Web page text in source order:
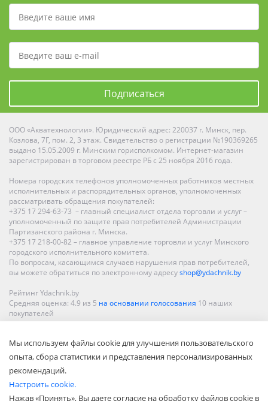
Подписаться
ООО «Акватехнологии». Юридический адрес: 220037 г. Минск, пер.
Козлова, 7Г, пом. 2, 3 этаж. Свидетельство о регистрации №190369265
выдано 15.05.2009 г. Минским горисполкомом. Интернет-магазин
зарегистрирован в торговом реестре РБ с 25 ноября 2016 года.
Номера городских телефонов уполномоченных работников местных
исполнительных и распорядительных органов, уполномоченных
рассматривать обращения покупателей:
+375 17 294-63-73 – главный специалист отдела торговли и услуг –
уполномоченный по защите прав потребителей Администрации
Партизанского района г. Минска.
+375 17 218-00-82 – главное управление торговли и услуг Минского
городского исполнительного комитета.
По вопросам, касающимся случаев нарушения прав потребителей,
вы можете обратиться по электронному адресуshop@ydachnik.by
Рейтинг Ydachnik.by
Средняя оценка: 4.9 из 5 на основании голосования 10 наших
покупателей
Гродно, Могилеве, Бобруйске, Барановичах, Молодечно,
Новополоцке, Пинске, Солигорске. При заказе в интернет-магазине
доставка осуществляется по всей Беларуси.
Мы используем файлы cookie для улучшения пользовательского
опыта, сбора статистики и представления персонализированных
рекомендаций.
Настроить cookie.
Нажав «Принять», Вы даете согласие на обработку файлов cookie в